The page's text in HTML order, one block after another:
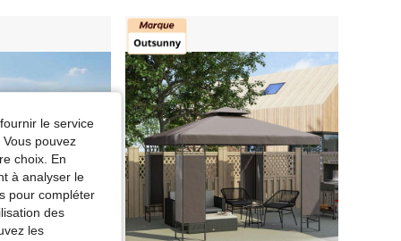
le service
pouvez
choix. En
à analyser le
pour compléter
des
les